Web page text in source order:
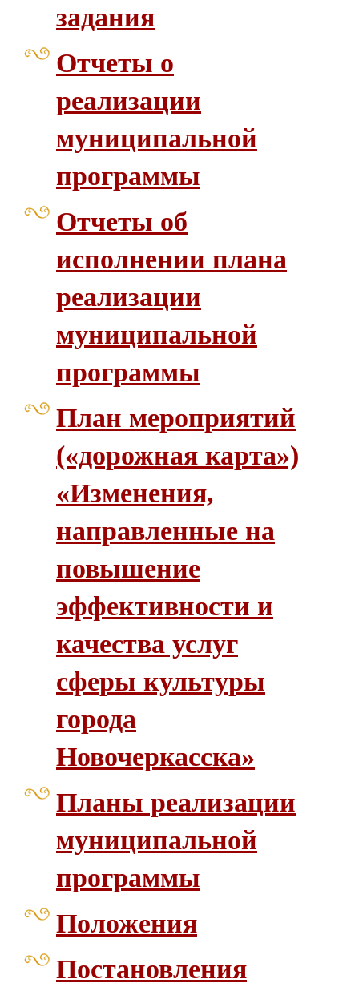
задания
Отчеты о
реализации
муниципальной
программы
Отчеты об
исполнении плана
реализации
муниципальной
программы
План мероприятий
(«дорожная карта»)
«Изменения,
направленные на
повышение
эффективности и
качества услуг
сферы культуры
города
Новочеркасска»
Планы реализации
муниципальной
программы
Положения
Постановления